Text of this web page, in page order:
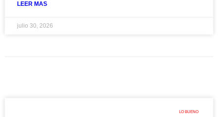
LEER MAS
julio 30, 2026
LO BUENO